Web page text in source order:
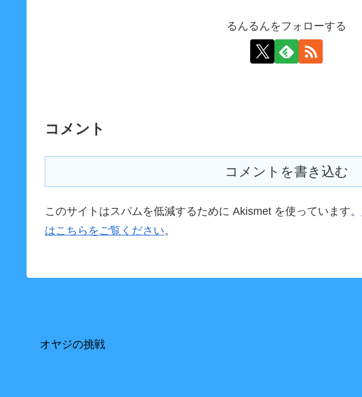
るんるんをフォローする
コメント
コメントを書き込む
このサイトはスパムを低減するために Akismet を使っています。
はこちらをご覧ください。
オヤジの挑戦